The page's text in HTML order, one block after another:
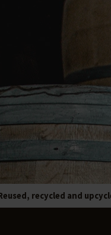
recycled and